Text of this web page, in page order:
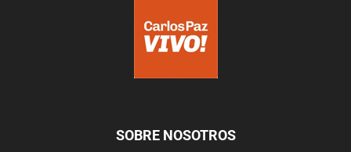
SOBRE NOSOTROS